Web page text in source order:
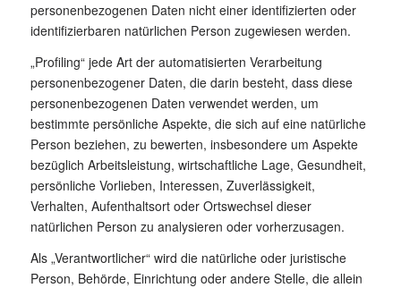
personenbezogenen Daten nicht einer identifizierten oder
identifizierbaren natürlichen Person zugewiesen werden.
„Profiling“ jede Art der automatisierten Verarbeitung
personenbezogener Daten, die darin besteht, dass diese
personenbezogenen Daten verwendet werden, um
bestimmte persönliche Aspekte, die sich auf eine natürliche
Person beziehen, zu bewerten, insbesondere um Aspekte
bezüglich Arbeitsleistung, wirtschaftliche Lage, Gesundheit,
persönliche Vorlieben, Interessen, Zuverlässigkeit,
Verhalten, Aufenthaltsort oder Ortswechsel dieser
natürlichen Person zu analysieren oder vorherzusagen.
Als „Verantwortlicher“ wird die natürliche oder juristische
Person, Behörde, Einrichtung oder andere Stelle, die allein